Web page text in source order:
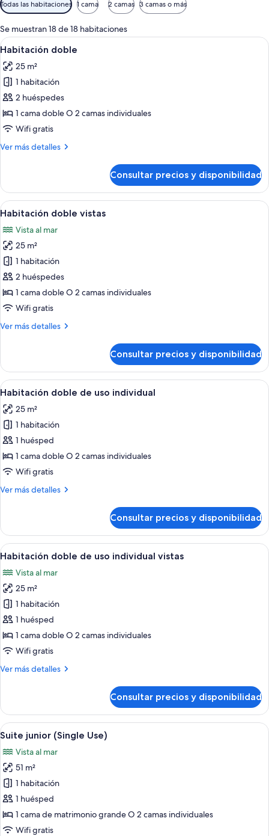
disponibles
para
las
habitaciones
Todas las habitaciones 1 cama 2 camas 3 camas o más
Se muestran 18 de 18 habitaciones
Abrir
todas
las
fotos
de
Habitación
doble
Habitación de hotel con una cama
6
Habitación doble
25 m²
1 habitación
2 huéspedes
1 cama doble O 2 camas individuales
Wifi gratis
Ver más detalles
Más
doble
Consultar precios y disponibilidad
Abrir
todas
las
fotos
de
Habitación
doble
vistas
Habitación de hotel con una cama
5
Habitación doble vistas
Vista al mar
25 m²
1 habitación
2 huéspedes
1 cama doble O 2 camas individuales
Wifi gratis
Ver más detalles
Más
doble
vistas
Consultar precios y disponibilidad
Abrir
todas
las
fotos
de
Habitación
doble
uso
Habitación de hotel con una cama
6
Habitación doble de uso individual
25 m²
1 habitación
1 huésped
1 cama doble O 2 camas individuales
Wifi gratis
Ver más detalles
Más
doble
de
uso
Consultar precios y disponibilidad
Abrir
todas
las
fotos
de
Habitación
doble
de
individual
Habitación de hotel con una cama
5
Habitación doble de uso individual vistas
Vista al mar
25 m²
1 habitación
1 huésped
1 cama doble O 2 camas individuales
Wifi gratis
Ver más detalles
Más
doble
de
uso
individual
vistas
Consultar precios y disponibilidad
Abrir
todas
las
fotos
de
Suite
junior
(Single
Habitación de hotel con una cama
5
Suite junior (Single Use)
Vista al mar
51 m²
1 habitación
1 huésped
1 cama de matrimonio grande O 2 camas individuales
Wifi gratis